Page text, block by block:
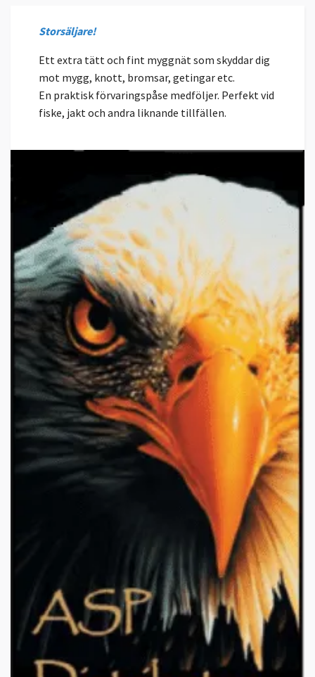
Storsäljare!
Ett extra tätt och fint myggnät som skyddar dig
mot mygg, knott, bromsar, getingar etc.
En praktisk förvaringspåse medföljer. Perfekt vid
fiske, jakt och andra liknande tillfällen.